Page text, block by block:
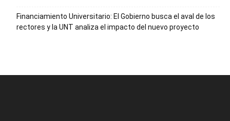
Financiamiento Universitario: El Gobierno busca el aval de los
rectores y la UNT analiza el impacto del nuevo proyecto